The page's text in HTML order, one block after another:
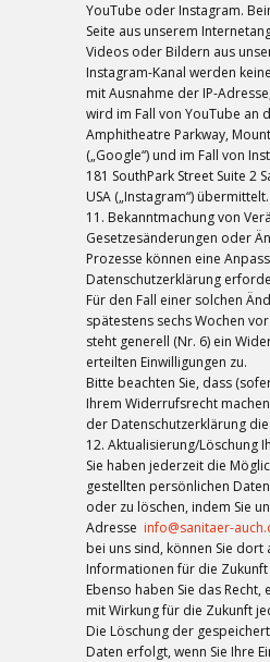
YouTube oder Instagram.
Seite aus unserem
Videos oder Bildern aus
Instagram-Kanal werden
mit Ausnahme der IP-
wird im Fall von YouTube an
Amphitheatre Parkway,
(„Google“) und im Fall von
181 SouthPark Street Suite 2
USA („Instagram“) übermittelt.
11. Bekanntmachung von
Gesetzesänderungen oder
Prozesse können eine
Datenschutzerklärung
Für den Fall einer solchen
spätestens sechs Wochen
steht generell (Nr. 6) ein
erteilten Einwilligungen zu.
Bitte beachten Sie, dass
Ihrem Widerrufsrecht
der Datenschutzerklärung
12. Aktualisierung/Löschung
Sie haben jederzeit die
gestellten persönlichen
oder zu löschen, indem Sie
Adresse info@sanitaer-
bei uns sind, können Sie
Informationen für die Zukunft
Ebenso haben Sie das
mit Wirkung für die Zukunft
Die Löschung der
Daten erfolgt, wenn Sie Ihre